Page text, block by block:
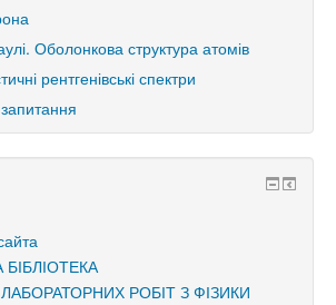
Оболонкова структура атомів
рентгенівські спектри
РОБІТ З ФІЗИКИ